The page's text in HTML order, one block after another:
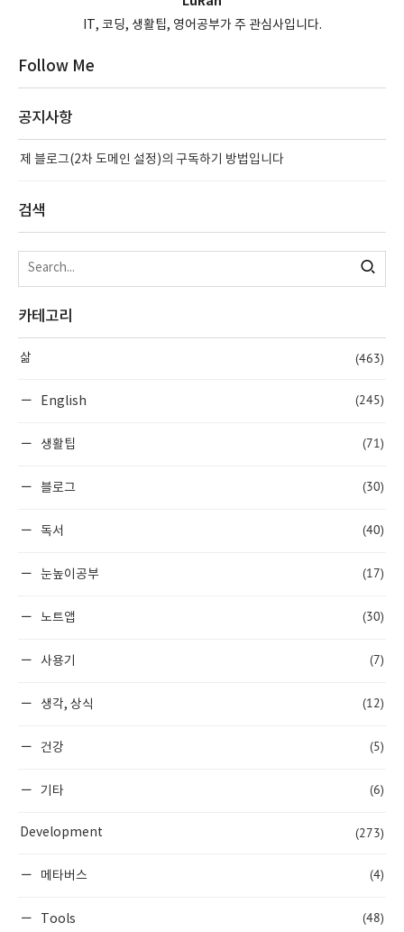
IT, 코딩, 생활팁, 영어공부가 주 관심사입니다.
Follow Me
공지사항
제 블로그(2차 도메인 설정)의 구독하기 방법입니다
검색
카테고리
삶 (463)
English (245)
생활팁 (71)
블로그 (30)
독서 (40)
눈높이공부 (17)
노트앱 (30)
사용기 (7)
생각, 상식 (12)
건강 (5)
기타 (6)
Development (273)
메타버스 (4)
Tools (48)